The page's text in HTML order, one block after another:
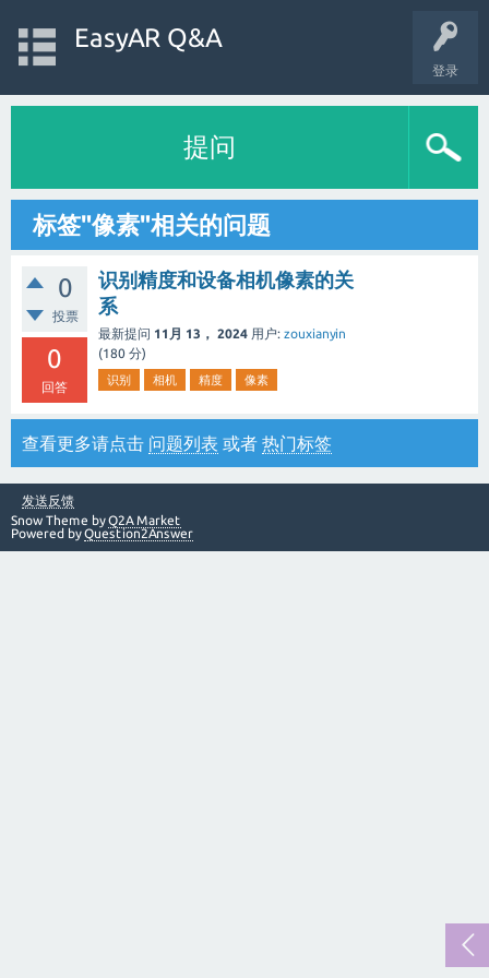
登录
EasyAR Q&A
提问
标签"像素"相关的问题
0
投票
0
回答
识别精度和设备相机像素的关
系
最新提问 11月 13， 2024 用户: zouxianyin
(180 分)
识别 相机 精度 像素
查看更多请点击 问题列表 或者 热门标签
发送反馈
Snow Theme byQ2A Market
Powered byQuestion2Answer